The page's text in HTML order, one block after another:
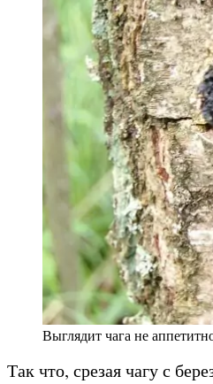
Выглядит чага не
Так что, срезая чагу с